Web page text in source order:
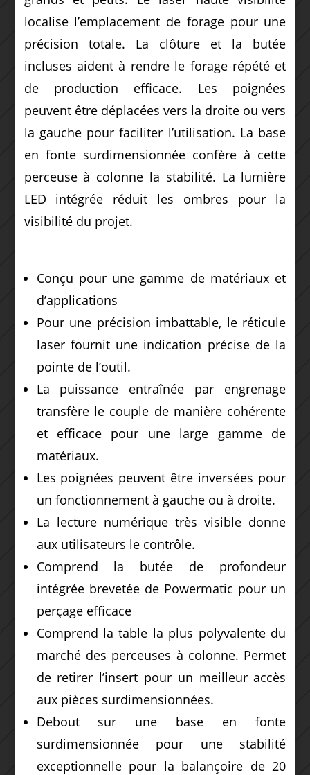
localise l’emplacement de forage pour une
précision totale. La clôture et la butée
incluses aident à rendre le forage répété et
de production efficace. Les poignées
peuvent être déplacées vers la droite ou vers
la gauche pour faciliter l’utilisation. La base
en fonte surdimensionnée confère à cette
perceuse à colonne la stabilité. La lumière
LED intégrée réduit les ombres pour la
visibilité du projet.
Conçu pour une gamme de matériaux et
d’applications
Pour une précision imbattable, le réticule
laser fournit une indication précise de la
pointe de l’outil.
La puissance entraînée par engrenage
transfère le couple de manière cohérente
et efficace pour une large gamme de
matériaux.
Les poignées peuvent être inversées pour
un fonctionnement à gauche ou à droite.
La lecture numérique très visible donne
aux utilisateurs le contrôle.
Comprend la butée de profondeur
intégrée brevetée de Powermatic pour un
perçage efficace
Comprend la table la plus polyvalente du
marché des perceuses à colonne. Permet
de retirer l’insert pour un meilleur accès
aux pièces surdimensionnées.
Debout sur une base en fonte
surdimensionnée pour une stabilité
exceptionnelle pour la balançoire de 20